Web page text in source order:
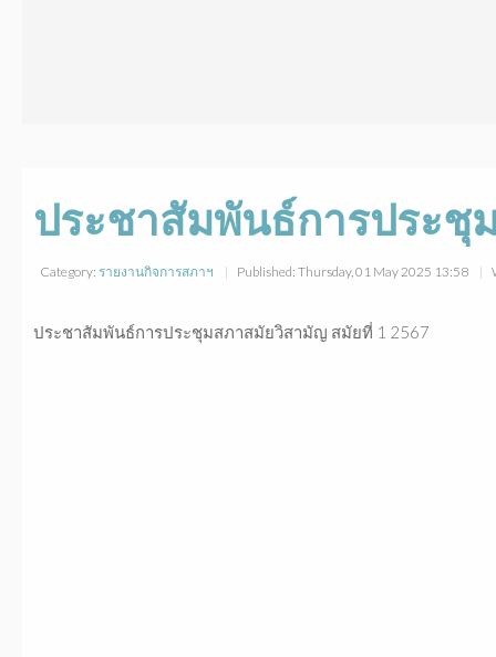
ประชาสัมพันธ์การประชุ
Category: รายงานกิจการสภาฯ Published: Thursday, 01 May 2025 13:58
ประชาสัมพันธ์การประชุมสภาสมัยวิสามัญ สมัยที่ 1 2567